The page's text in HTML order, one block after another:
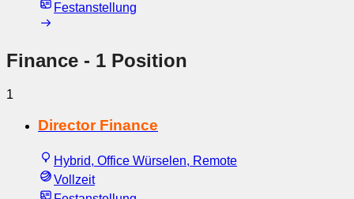
Festanstellung
Finance - 1 Position
1
Director Finance
Hybrid, Office Würselen, Remote
Vollzeit